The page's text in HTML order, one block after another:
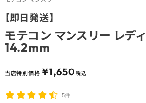
【即日発送】
モテコン マンスリー レデ
14.2mm
当店特別価格 ¥1,650 税込
5件